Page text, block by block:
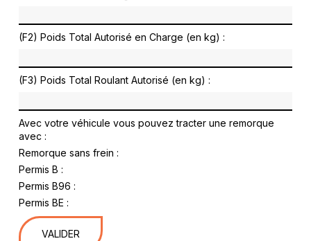
(F2) Poids Total Autorisé en Charge (en kg) :
(F3) Poids Total Roulant Autorisé (en kg) :
Avec votre véhicule vous pouvez tracter une remorque
avec :
Remorque sans frein :
Permis B :
Permis B96 :
Permis BE :
VALIDER